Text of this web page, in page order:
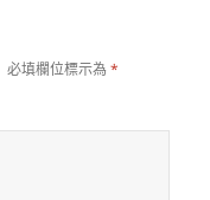
必填欄位標示為*